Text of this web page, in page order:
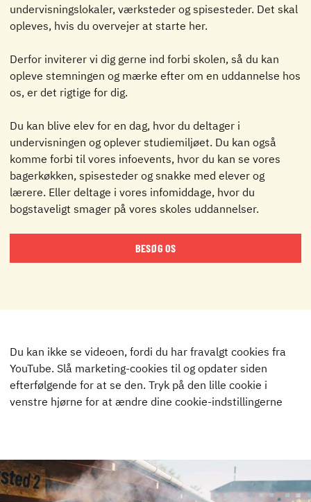
undervisningslokaler, værksteder og spisesteder. Det skal
opleves, hvis du overvejer at starte her.
Derfor inviterer vi dig gerne ind forbi skolen, så du kan
opleve stemningen og mærke efter om en uddannelse hos
os, er det rigtige for dig.
Du kan blive elev for en dag, hvor du deltager i
undervisningen og oplever studiemiljøet. Du kan også
komme forbi til vores infoevents, hvor du kan se vores
bagerkøkken, spisesteder og snakke med elever og
lærere. Eller deltage i vores infomiddage, hvor du
bogstaveligt smager på vores skoles uddannelser.
BESØG OS
Du kan ikke se videoen, fordi du har fravalgt cookies fra
YouTube. Slå marketing-cookies til og opdater siden
efterfølgende for at se den. Tryk på den lille cookie i
venstre hjørne for at ændre dine cookie-indstillingerne